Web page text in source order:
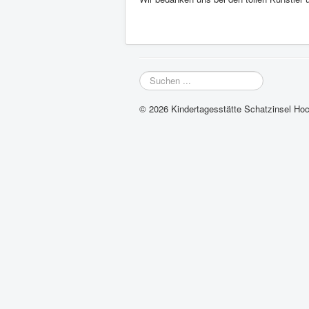
Suchen
...
© 2026 Kindertagesstätte Schatzinsel